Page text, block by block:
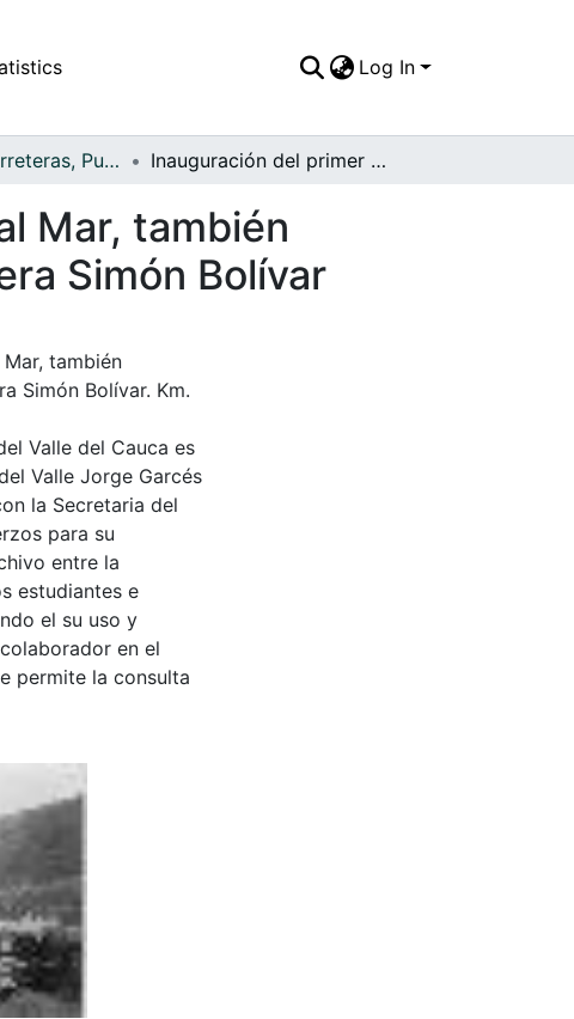
Log In
APFFVC - Carreteras, Puentes - Patrimonial Inauguración del primer tramo de la Carretera al Mar, también conocida como Carretera del Pacífico o Carretera Simón Bolívar
Mar, también
Simón Bolívar
también
Simón Bolívar. Km.
Valle del Cauca es
Valle Jorge Garcés
la Secretaria del
para su
entre la
estudiantes e
el su uso y
en el
permite la consulta